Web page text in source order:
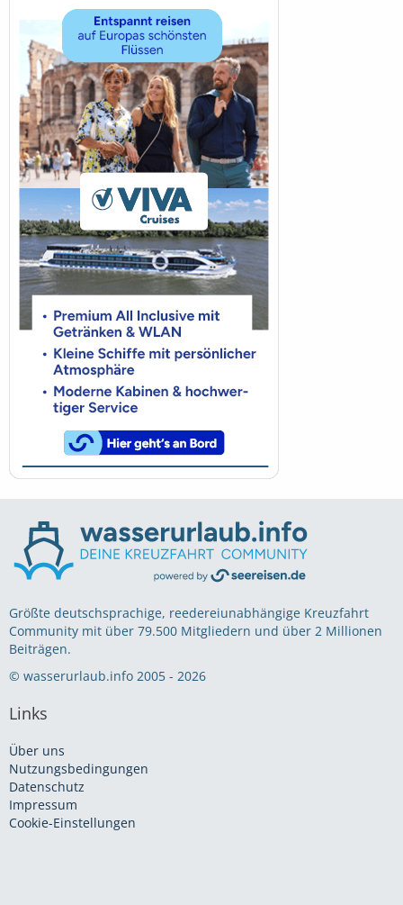
Größte deutschsprachige, reedereiunabhängige Kreuzfahrt
Community mit über 79.500 Mitgliedern und über 2 Millionen
Beiträgen.
© wasserurlaub.info 2005 - 2026
Links
Über uns
Nutzungsbedingungen
Datenschutz
Impressum
Cookie-Einstellungen